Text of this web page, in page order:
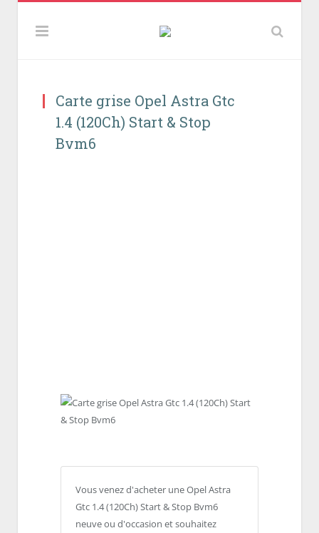
Carte grise Opel Astra Gtc
1.4 (120Ch) Start & Stop
Bvm6
Vous venez d'acheter une Opel Astra
Gtc 1.4 (120Ch) Start & Stop Bvm6
neuve ou d'occasion et souhaitez